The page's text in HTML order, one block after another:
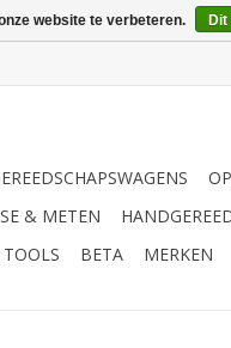
& METEN
BETA MERKEN
website te verbeteren.